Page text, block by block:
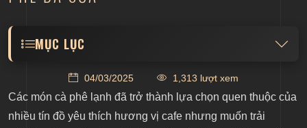
MỤC LỤC
1.1. Hương vị đậm đà, dễ uống
1.2. Phù hợp với thời tiết nóng ẩm
04/03/2025 1,313 lượt xem
Các món cà phê lạnh đã trở thành lựa chọn quen thuộc của
nhiều tín đồ yêu thích hương vị cafe nhưng muốn trải